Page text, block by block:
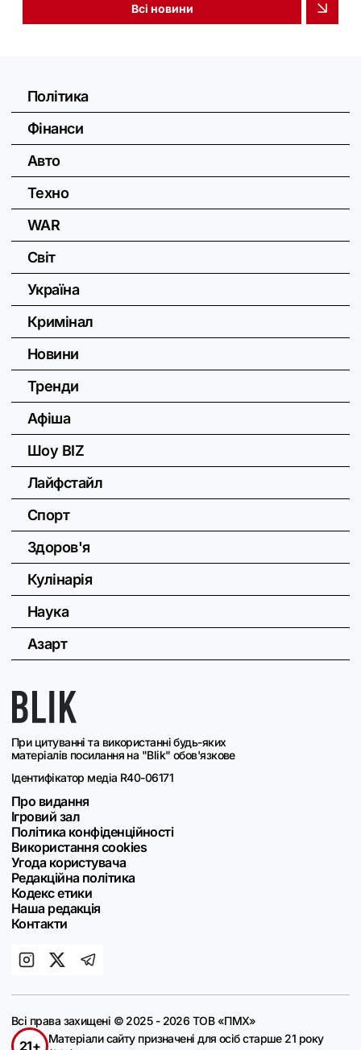
Всі новини
При цитуванні та використанні будь-яких
матеріалів посилання на "Blik" обов'язкове
Ідентифікатор медіа R40-06171
Про видання
Ігровий зал
Політика конфіденційності
Використання cookies
Угода користувача
Редакційна політика
Кодекс етики
Наша редакція
Контакти
Політика
Фінанси
Авто
Техно
WAR
Світ
Україна
Кримінал
Новини
Тренди
Афіша
Шоу BIZ
Лайфстайл
Спорт
Здоров'я
Кулінарія
Наука
Азарт
Всі права захищені © 2025 - 2026 ТОВ «ПМХ»
21+
Матеріали сайту призначені для осіб старше 21 року